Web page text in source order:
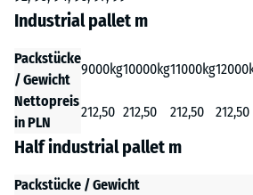
Industrial pallet m
Packstücke
/ Gewicht
9000kg10000kg11000kg
Nettopreis
in PLN
212,50 212,50 212,50 212,50
Half industrial pallet m
Packstücke / Gewicht